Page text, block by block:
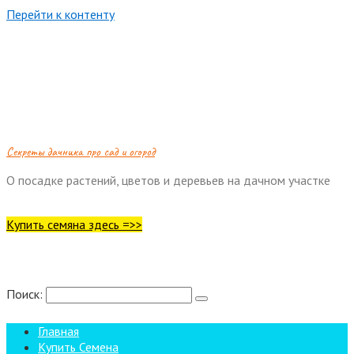
Перейти к контенту
Cекреты дачника про сад и огород
О посадке растений, цветов и деревьев на дачном участке
Купить семяна здесь =>>
Поиск:
Главная
Купить Семена